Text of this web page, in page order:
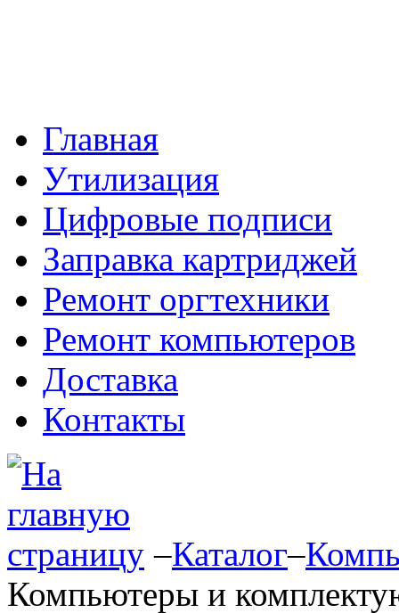
Главная
Утилизация
Цифровые подписи
Заправка картриджей
Ремонт оргтехники
Ремонт компьютеров
Доставка
Контакты
–Каталог–
Компьютеры и